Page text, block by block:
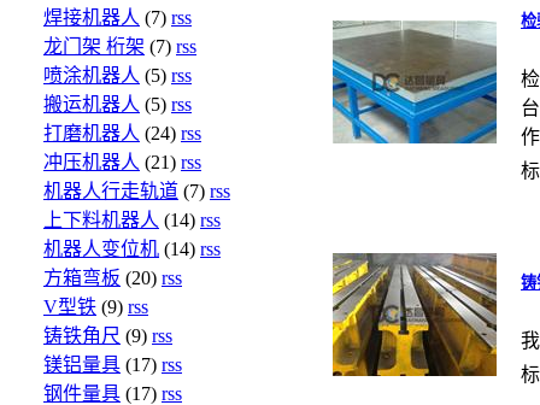
焊接机器人 (7) rss
龙门架 桁架 (7) rss
喷涂机器人 (5) rss
搬运机器人 (5) rss
打磨机器人 (24) rss
冲压机器人 (21) rss
机器人行走轨道 (7) rss
上下料机器人 (14) rss
机器人变位机 (14) rss
方箱弯板 (20) rss
V型铁 (9) rss
铸铁角尺 (9) rss
镁铝量具 (17) rss
钢件量具 (17) rss
检
铸